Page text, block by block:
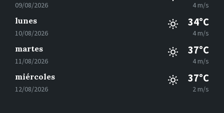
09/08/2026 4 m/s
lunes
10/08/2026
34°C
4 m/s
martes
11/08/2026
37°C
4 m/s
miércoles
12/08/2026
37°C
2 m/s